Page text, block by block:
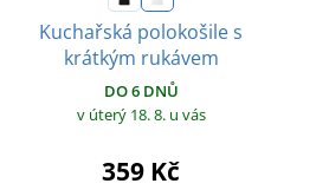
Kuchařská polokošile s
krátkým rukávem
DO 6 DNŮ
v úterý 18. 8. u vás
359 Kč